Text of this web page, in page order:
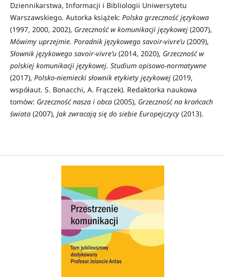
Dziennikarstwa, Informacji i Bibliologii Uniwersytetu
Warszawskiego. Autorka książek: Polska grzeczność językowa
(1997, 2000, 2002), Grzeczność w komunikacji językowej(2007),
Mówimy uprzejmie. Poradnik językowego savoir-vivre’u(2009),
Słownik językowego savoir-vivre’u(2014, 2020), Grzeczność w
polskiej komunikacji językowej. Studium opisowo-normatywne
(2017), Polsko-niemiecki słownik etykiety językowej(2019,
współaut. S. Bonacchi, A. Frączek). Redaktorka naukowa
tomów: Grzeczność nasza i obca(2005), Grzeczność na krańcach
świata(2007), Jak zwracają się do siebie Europejczycy(2013).